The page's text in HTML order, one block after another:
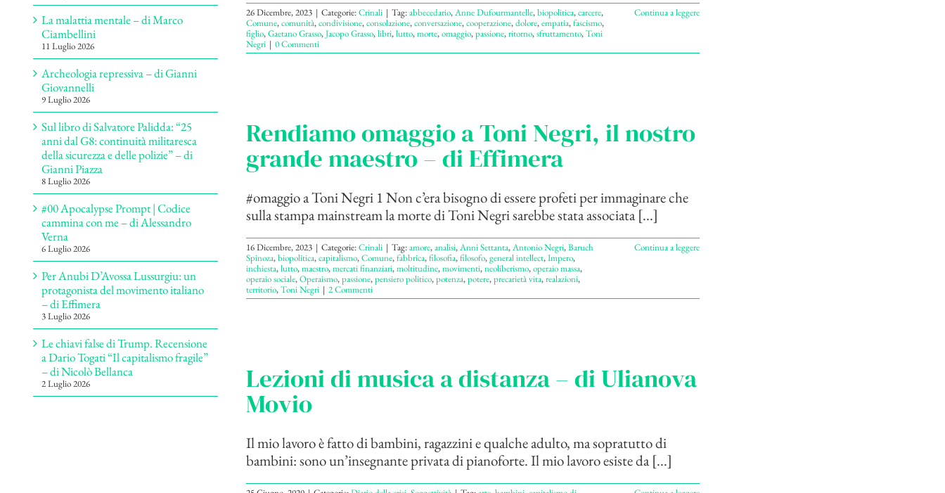
26 Dicembre, 2023 | Categorie:Crinali | Tag:abbecedario,Anne Dufourmantelle,biopolitica,carcere,
Comune,comunità,condivisione,consolazione,conversazione,cooperazione,dolore,empatia,fascismo,
figlio,Gaetano Grasso,Jacopo Grasso,libri,lutto,morte,omaggio,passione,ritorno,sfruttamento,Toni
Negri | 0 Commenti
Continua a leggere
Rendiamo omaggio a Toni Negri, il nostro
grande maestro – di Effimera
#omaggio a Toni Negri 1 Non c’era bisogno di essere profeti per immaginare che
sulla stampa mainstream la morte di Toni Negri sarebbe stata associata [...]
16 Dicembre, 2023 | Categorie:Crinali | Tag:amore,analisi,Anni Settanta,Antonio Negri,Baruch
Spinoza,biopolitica,capitalismo,Comune,fabbrica,filosofia,filosofo,general intellect,Impero,
inchiesta,lutto,maestro,mercati finanziari,moltitudine,movimenti,neoliberismo,operaio massa,
operaio sociale,Operaismo,passione,pensiero politico,potenza,potere,precarietà vita,realazioni,
territorio,Toni Negri | 2 Commenti
Continua a leggere
Lezioni di musica a distanza – di Ulianova
Movio
Il mio lavoro è fatto di bambini, ragazzini e qualche adulto, ma sopratutto di
bambini: sono un’insegnante privata di pianoforte. Il mio lavoro esiste da [...]
La malattia mentale – di Marco
Ciambellini
11 Luglio 2026
Archeologia repressiva – di Gianni
Giovannelli
9 Luglio 2026
Sul libro di Salvatore Palidda: “25
anni dal G8: continuità militaresca
della sicurezza e delle polizie” – di
Gianni Piazza
8 Luglio 2026
#00 Apocalypse Prompt | Codice
cammina con me – di Alessandro
Verna
6 Luglio 2026
Per Anubi D’Avossa Lussurgiu: un
protagonista del movimento italiano
– di Effimera
3 Luglio 2026
Le chiavi false di Trump. Recensione
a Dario Togati “Il capitalismo fragile”
– di Nicolò Bellanca
2 Luglio 2026